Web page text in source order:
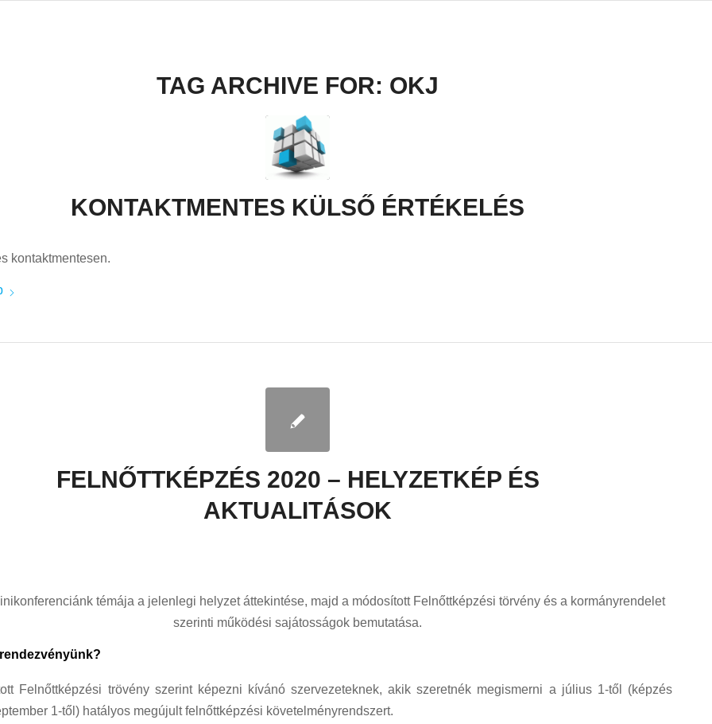
TAG ARCHIVE FOR: OKJ
KONTAKTMENTES KÜLSŐ ÉRTÉKELÉS
kontaktmentesen.
FELNŐTTKÉPZÉS 2020 – HELYZETKÉP ÉS
AKTUALITÁSOK
témája a jelenlegi helyzet áttekintése, majd a módosított Felnőttképzési törvény és a kormányrendelet
szerinti működési sajátosságok bemutatása.
Felnőttképzési trövény szerint képezni kívánó szervezeteknek, akik szeretnék megismerni a július 1-től (képzés
1-től) hatályos megújult felnőttképzési követelményrendszert.